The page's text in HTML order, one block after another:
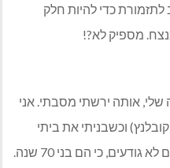
כדי להיות חלק
מספיק לא?!
שלי, אותה ירשתי מסבתי. אני
וכשבניתי את ביתי
הסברתי לארכיטקט שעצים מסוימים לא גודעים, כי הם בני 70 שנה.